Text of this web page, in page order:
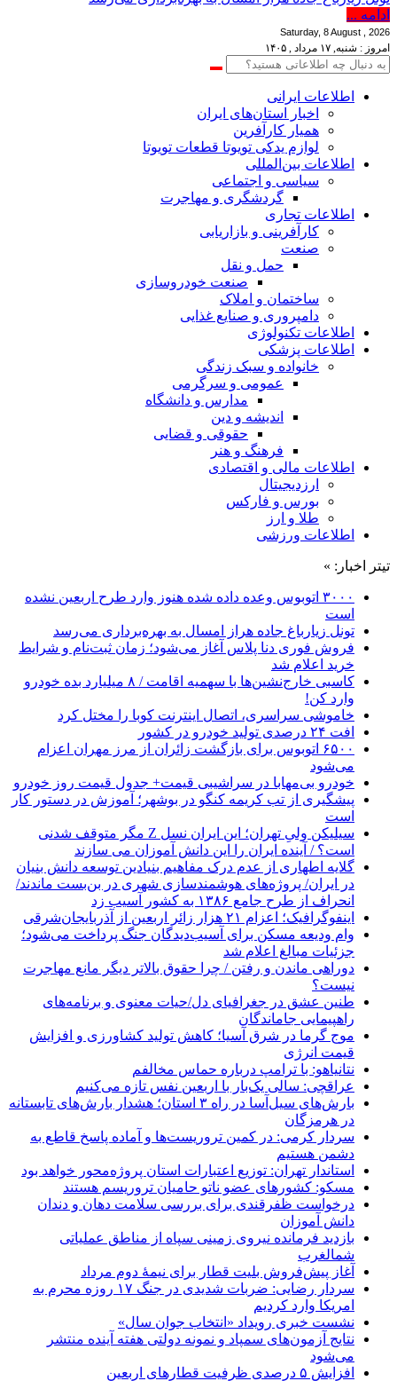
ادامه ...
Saturday, 8 August , 2026
امروز : شنبه, ۱۷ مرداد , ۱۴۰۵
اطلاعات‌ ‎ایرانی
اخبار استان‌های ایران
همیار کارآفرین
لوازم یدکی تویوتا قطعات تویوتا
اطلاعات بین‌المللی
سیاسی و اجتماعی
گردشگری و مهاجرت
اطلاعات تجاری
کارآفرینی و بازاریابی
صنعت
حمل و نقل
صنعت خودروسازی
ساختمان و املاک
دامپروری و صنایع غذایی
اطلاعات تکنولوژی
اطلاعات پزشکی
خانواده و سبک زندگی
عمومی و سرگرمی
مدارس و دانشگاه
اندیشه و دین
حقوقی و قضایی
فرهنگ و هنر
اطلاعات مالی و اقتصادی
ارزدیجیتال
بورس و فارکس
طلا و ارز
اطلاعات ورزشی
تیتر اخبار: »
۳۰۰۰ اتوبوس وعده داده شده هنوز وارد طرح اربعین نشده
است
تونل زیارباغ جاده هراز امسال به بهره‌برداری می‌رسد
فروش فوری دنا پلاس آغاز می‌شود؛ زمان ثبت‌نام و شرایط
خرید اعلام شد
کاسبی خارج‌نشین‌ها با سهمیه اقامت / ۸ میلیارد بده خودرو
وارد کن!
خاموشی سراسری، اتصال اینترنت کوبا را مختل کرد
افت ۲۴ درصدی تولید خودرو در کشور
۶۵۰۰ اتوبوس برای بازگشت زائران از مرز مهران اعزام
می‌شود
خودرو بی‌مهابا در سراشیبی قیمت+ جدول قیمت روز خودرو
پیشگیری از تب کریمه کنگو در بوشهر؛ آموزش در دستور کار
است
سیلیکن ولیِ تهران؛ این ایران نسل Z مگر متوقف شدنی
است؟ / آینده ایران را این دانش آموزان می سازند
گلایه اطهاری از عدم درک مفاهیم بنیادین توسعه دانش بنیان
در ایران/ پروژه‌های هوشمندسازی شهری در بن‌بست ماندند/
انحراف از طرح جامع ۱۳۸۶ به کشور آسیب زد
اینفوگرافیک؛ اعزام ۲۱ هزار زائر اربعین از آذربایجان‌شرقی
وام ودیعه مسکن برای آسیب‌دیدگان جنگ پرداخت می‌شود؛
جزئیات مبالغ اعلام شد
دوراهی ماندن و رفتن / چرا حقوق بالاتر دیگر مانع مهاجرت
نیست؟
طنین عشق در جغرافیای دل/حیات معنوی و برنامه‌های
راهپیمایی جاماندگان
موج گرما در شرق آسیا؛ کاهش تولید کشاورزی و افزایش
قیمت انرژی
نتانیاهو: با ترامپ درباره حماس مخالفم
عراقچی: سالی یک‌بار با اربعین نفس تازه می‌کنیم
بارش‌های سیل‌آسا در راه ۳ استان؛ هشدار بارش‌های تابستانه
در هرمزگان
سردار کرمی: در کمین تروریست‌ها و آماده پاسخ قاطع به
دشمن هستیم
استاندار تهران: توزیع اعتبارات استان پروژه‌محور خواهد بود
مسکو: کشورهای عضو ناتو حامیان تروریسم هستند
درخواست ظفرقندی برای بررسی سلامت دهان و دندان
دانش آموزان
بازدید فرمانده نیروی زمینی سپاه از مناطق عملیاتی
شمالغرب
آغاز پیش‌فروش بلیت قطار برای نیمۀ دوم مرداد
سردار رضایی: ضربات شدیدی در جنگ ۱۷ روزه محرم به
امریکا وارد کردیم
نشست خبری رویداد «انتخاب جوان سال»
نتایج آزمون‌های سمپاد و نمونه دولتی هفته آینده منتشر
می‌شود
افزایش ۵ درصدی ظرفیت قطارهای اربعین